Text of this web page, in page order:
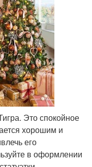
Это спокойное
хорошим и
его
в оформлении